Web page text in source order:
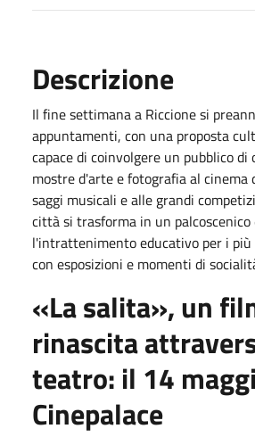
Descrizione
Il fine settimana a Riccione si
appuntamenti, con una proposta
capace di coinvolgere un pubblico di
mostre d'arte e fotografia al cinema
saggi musicali e alle grandi
città si trasforma in un palcoscenico
l'intrattenimento educativo per i
con esposizioni e momenti di
«La salita», un
rinascita
teatro: il 14
Cinepalace